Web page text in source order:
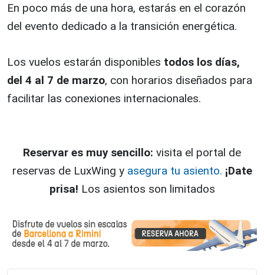
En poco más de una hora, estarás en el corazón
del evento dedicado a la transición energética.
Los vuelos estarán disponibles todos los días,
del 4 al 7 de marzo, con horarios diseñados para
facilitar las conexiones internacionales.
Reservar es muy sencillo: visita el portal de
reservas de LuxWing y asegura tu asiento. ¡Date
prisa! Los asientos son limitados